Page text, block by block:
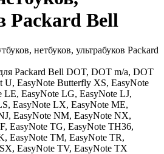
Packard Bell
Packard Bell DOT, DOT m/a, DOT
U, EasyNote Butterfly XS, EasyNote
LE, EasyNote LG, EasyNote LJ,
EasyNote LX, EasyNote ME,
EasyNote NM, EasyNote NX,
EasyNote TG, EasyNote TH36,
EasyNote TM, EasyNote TR,
EasyNote TV, EasyNote TX